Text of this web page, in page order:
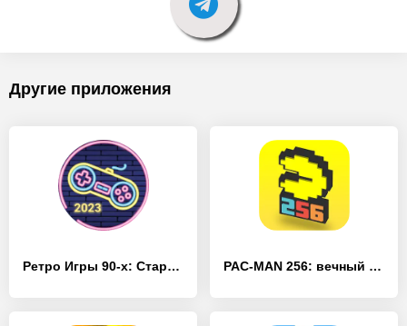
Другие приложения
Ретро Игры 90-х: Старые Аркады - [MOD Бесконечные деньги] PAC-MAN 256: вечный лабиринт - [MOD Бесконечные деньги]